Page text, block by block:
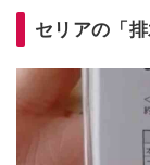
セリアの「